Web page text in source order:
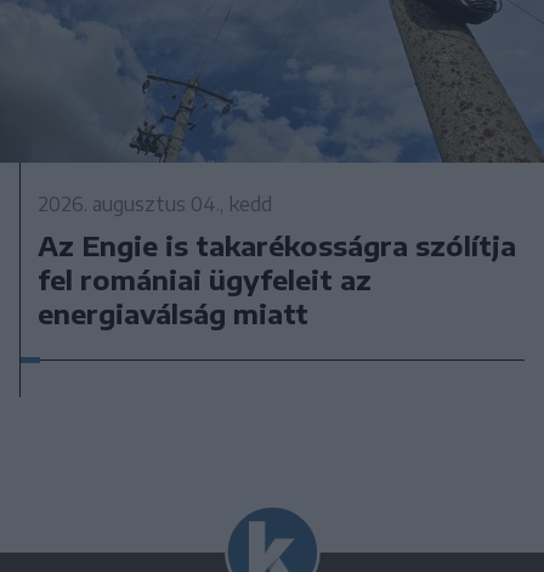
2026. augusztus 04., kedd
Az Engie is takarékosságra szólítja
fel romániai ügyfeleit az
energiaválság miatt